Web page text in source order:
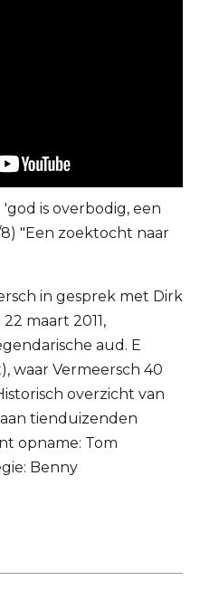
is overbodig, een
"Een zoektocht naar
in gesprek met Dirk
maart 2011,
aud. E
waar Vermeersch 40
overzicht van
tienduizenden
opname: Tom
Benny